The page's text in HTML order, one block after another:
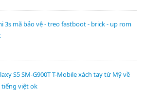
3s mã bảo vệ - treo fastboot - brick - up rom
S5 SM-G900T T-Mobile xách tay từ Mỹ về
việt ok